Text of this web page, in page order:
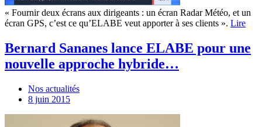
« Fournir deux écrans aux dirigeants : un écran Radar Météo, et un
écran GPS, c’est ce qu’ELABE veut apporter à ses clients ». Lire
Bernard Sananes lance ELABE pour une
nouvelle approche hybride…
Nos actualités
8 juin 2015